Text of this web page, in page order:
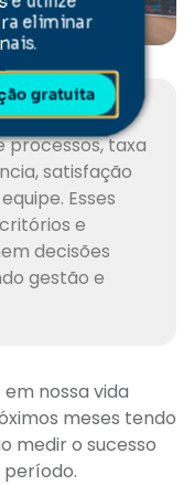
eliminar
gratuita
2026 são
processos, taxa
satisfação
Esses
e
decisões
gestão e
nossa vida
meses tendo
medir o sucesso